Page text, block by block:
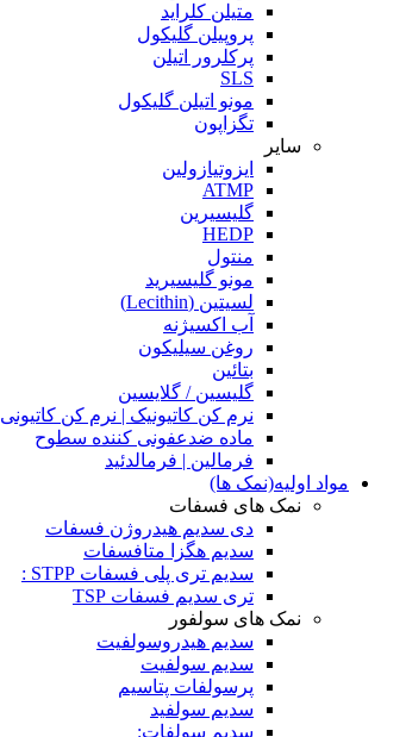
متیلن کلراید
پروپیلن گلیکول
پرکلرور اتیلن
SLS
مونو اتیلن گلیکول
تگزاپون
سایر
ایزوتیازولین
ATMP
گلیسیرین
HEDP
منتول
مونو گلیسیرید
لسیتین (Lecithin)
آب اکسیژنه
روغن سیلیکون
بتائین
گلیسین / گلایسین
نرم کن کاتیونیک | نرم کن کاتیونی
ماده ضدعفونی کننده سطوح
فرمالین | فرمالدئید
مواد اولیه(نمک ها)
نمک های فسفات
دی سدیم هیدروژن فسفات
سدیم هگزا متافسفات
سدیم تری پلی فسفات STPP :
تری سدیم فسفات TSP
نمک های سولفور
سدیم هیدروسولفیت
سدیم سولفیت
پرسولفات پتاسیم
سدیم سولفید
سدیم سولفات: